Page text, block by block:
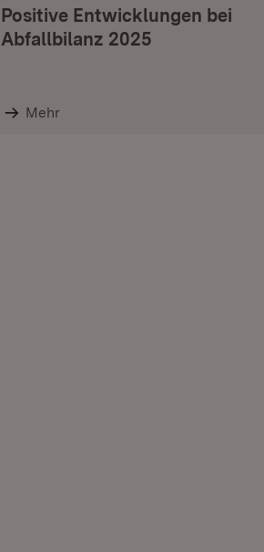
Positive Entwicklungen bei
Abfallbilanz 2025
Mehr